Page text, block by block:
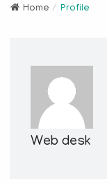
N
g
Home Profile
Web desk